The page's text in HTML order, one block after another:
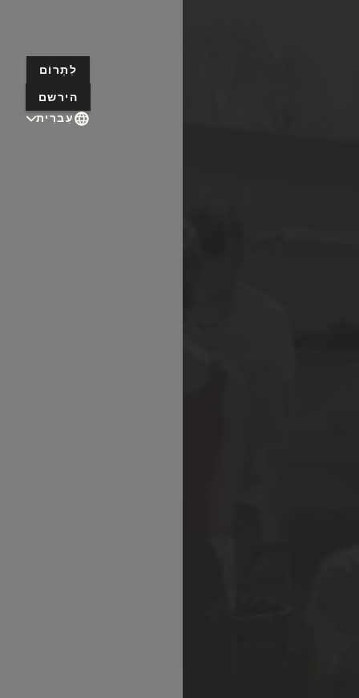
לִתְרוֹם
הירשם
עִברִית